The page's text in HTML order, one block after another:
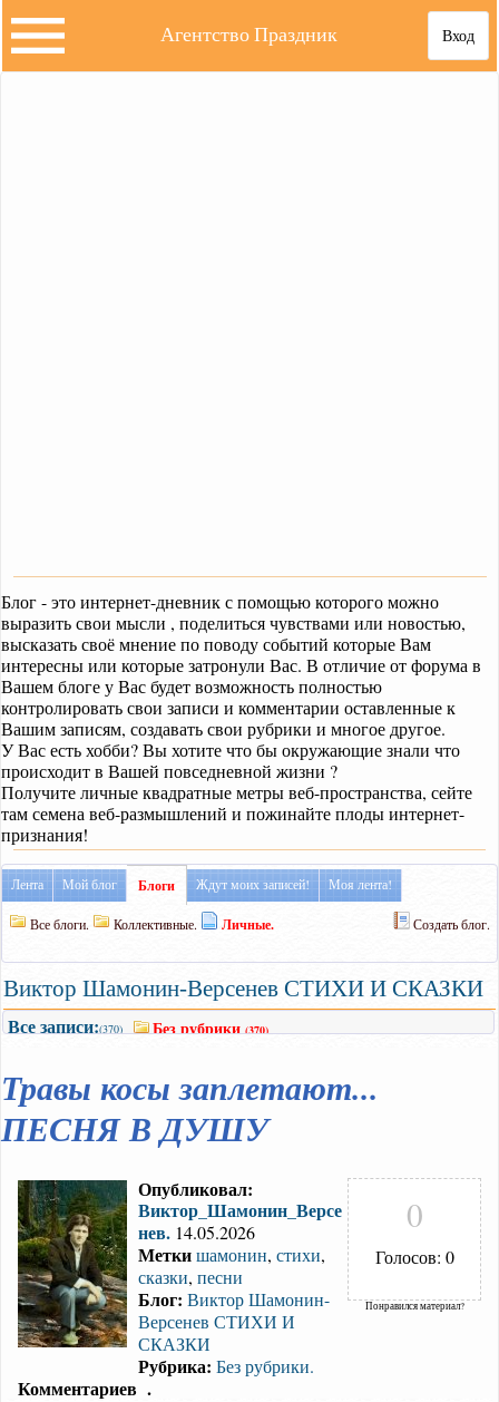
Вход
Агентство Праздник
Блог - это интернет-дневник с помощью которого можно
выразить свои мысли , поделиться чувствами или новостью,
высказать своё мнение по поводу событий которые Вам
интересны или которые затронули Вас. В отличие от форума в
Вашем блоге у Вас будет возможность полностью
контролировать свои записи и комментарии оставленные к
Вашим записям, создавать свои рубрики и многое другое.
У Вас есть хобби? Вы хотите что бы окружающие знали что
происходит в Вашей повседневной жизни ?
Получите личные квадратные метры веб-пространства, сейте
там семена веб-размышлений и пожинайте плоды интернет-
признания!
Лента Мой блог Блоги Ждут моих записей! Моя лента!
Все блоги. Коллективные. Личные. Создать блог.
Виктор Шамонин-Версенев СТИХИ И СКАЗКИ
Все записи:(370) Без рубрики(370)
Травы косы заплетают...
ПЕСНЯ В ДУШУ
Опубликовал:
Виктор_Шамонин_Версе
нев. 14.05.2026
Меткишамонин, стихи,
сказки, песни
Блог: Виктор Шамонин-
Версенев СТИХИ И
СКАЗКИ
Рубрика: Без рубрики.
Комментариев .
0
Голосов: 0
Понравился материал?